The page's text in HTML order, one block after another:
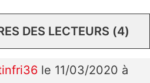
DES LECTEURS (4)
le 11/03/2020 à